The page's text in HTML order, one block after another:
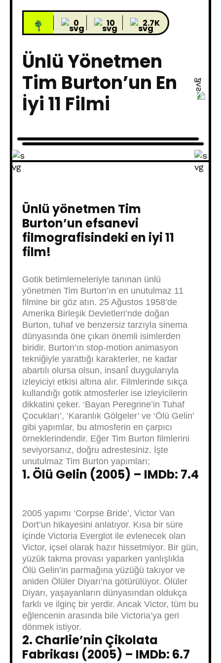
0 10 2.7K
Ünlü Yönetmen
Tim Burton’un En
İyi 11 Filmi
Ünlü yönetmen Tim
Burton’un efsanevi
filmografisindeki en iyi 11
film!
Gotik betimlemeleriyle tanınan ünlü
yönetmen Tim Burton’ın en unutulmaz 11
filmine bir göz atın. 25 Ağustos 1958’de
Amerika Birleşik Devletleri’nde doğan
Burton, tuhaf ve benzersiz tarzıyla sinema
dünyasında öne çıkan önemli isimlerden
biridir. Burton’ın stop-motion animasyon
tekniğiyle yarattığı karakterler, ne kadar
abartılı olursa olsun, insanî duygularıyla
izleyiciyi etkisi altına alır. Filmlerinde sıkça
kullandığı gotik atmosferler ise izleyicilerin
dikkatini çeker. ‘Bayan Peregrine’in Tuhaf
Çocukları’, ‘Karanlık Gölgeler’ ve ‘Ölü Gelin’
gibi yapımlar, bu atmosferin en çarpıcı
örneklerindendir. Eğer Tim Burton filmlerini
seviyorsanız, doğru adrestesiniz. İşte
unutulmaz Tim Burton yapımları;
1. Ölü Gelin (2005) – IMDb: 7.4
2005 yapımı ‘Corpse Bride’, Victor Van
Dort’un hikayesini anlatıyor. Kısa bir süre
içinde Victoria Everglot ile evlenecek olan
Victor, içsel olarak hazır hissetmiyor. Bir gün,
yüzük takma provası yaparken yanlışlıkla
Ölü Gelin’in parmağına yüzüğü takıyor ve
aniden Ölüler Diyarı’na götürülüyor. Ölüler
Diyarı, yaşayanların dünyasından oldukça
farklı ve ilginç bir yerdir. Ancak Victor, tüm bu
eğlencenin arasında bile Victoria’ya geri
dönmek istiyor.
2. Charlie’nin Çikolata
Fabrikası (2005) – IMDb: 6.7